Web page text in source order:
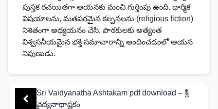
పుస్తక రచయితగా ఆయనకు మంచి గుర్తింపు ఉంది. ధార్మిక
విషయాలను, మతపరమైన కల్పనలను (religious fiction)
నిశితంగా అధ్యయనం చేసి, పాఠకులకు అత్యంత
విశ్వసనీయమైన భక్తి సమాచారాన్ని అందించడంలో ఆయన
నిపుణుడు.
Sri Vaidyanatha Ashtakam pdf download – శ్రీ
వైద్యనాథాష్టకం